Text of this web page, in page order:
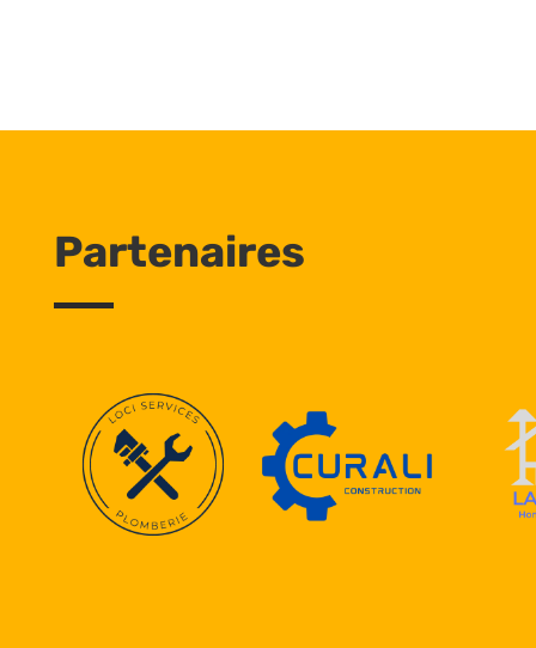
Partenaires